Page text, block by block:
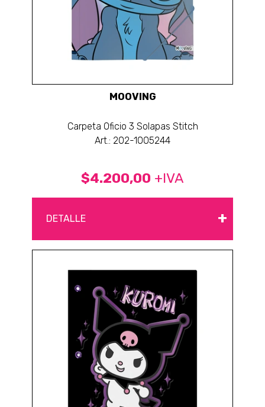
MOOVING
Carpeta Oficio 3 Solapas Stitch
Art.: 202-1005244
$4.200,00 +IVA
DETALLE +